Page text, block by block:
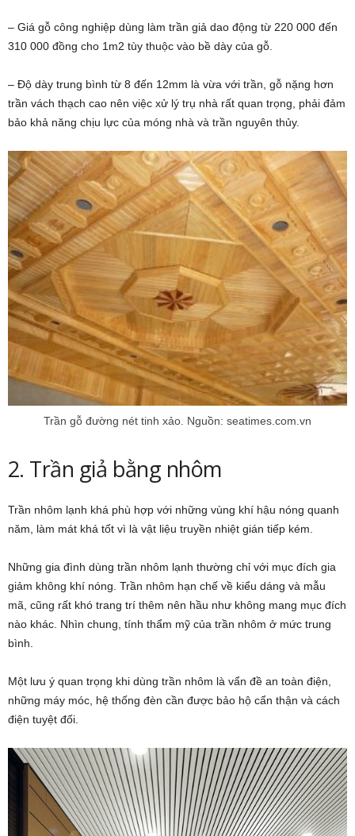
– Giá gỗ công nghiệp dùng làm trần giả dao động từ 220 000 đến
310 000 đồng cho 1m2 tùy thuộc vào bề dày của gỗ.
– Độ dày trung bình từ 8 đến 12mm là vừa với trần, gỗ nặng hơn
trần vách thạch cao nên việc xử lý trụ nhà rất quan trọng, phải đảm
bảo khả năng chịu lực của móng nhà và trần nguyên thủy.
Trần gỗ đường nét tinh xảo. Nguồn: seatimes.com.vn
2. Trần giả bằng nhôm
Trần nhôm lạnh khá phù hợp với những vùng khí hậu nóng quanh
năm, làm mát khá tốt vì là vật liệu truyền nhiệt gián tiếp kém.
Những gia đình dùng trần nhôm lạnh thường chỉ với mục đích gia
giảm không khí nóng. Trần nhôm hạn chế về kiểu dáng và mẫu
mã, cũng rất khó trang trí thêm nên hầu như không mang mục đích
nào khác. Nhìn chung, tính thẩm mỹ của trần nhôm ở mức trung
bình.
Một lưu ý quan trọng khi dùng trần nhôm là vẩn đề an toàn điện,
những máy móc, hệ thống đèn cần được bảo hộ cẩn thận và cách
điện tuyệt đối.